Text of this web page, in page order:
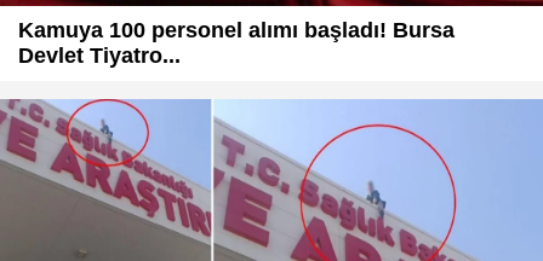
Kamuya 100 personel alımı başladı! Bursa
Devlet Tiyatro...